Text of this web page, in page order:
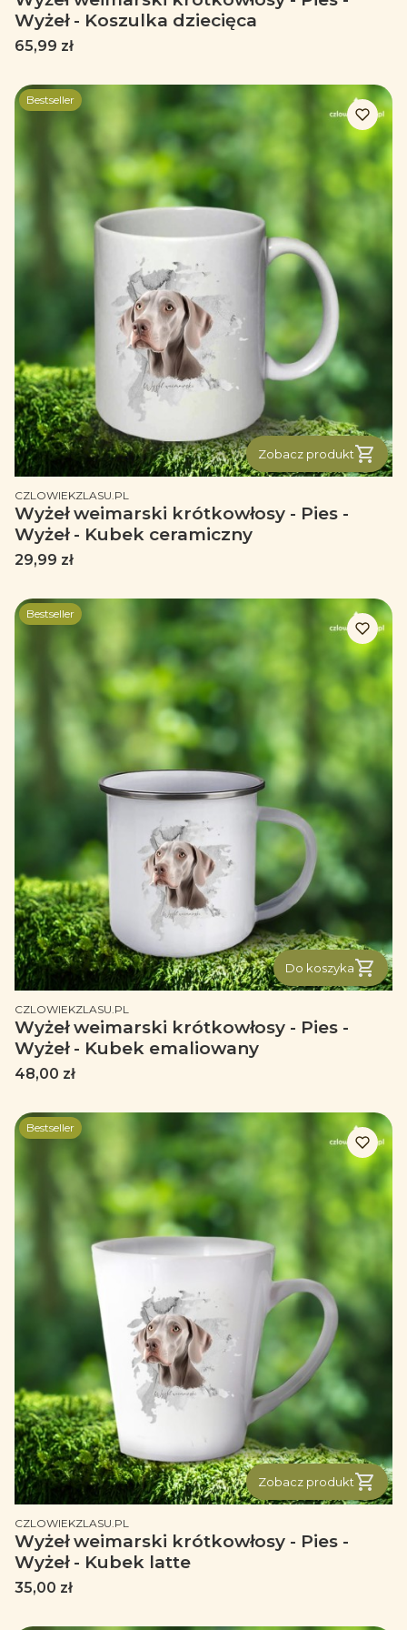
Wyżeł - Koszulka dziecięca
Cena
65,99 zł
Bestseller
Zobacz produkt
PRODUCENT
CZLOWIEKZLASU.PL
Wyżeł weimarski krótkowłosy - Pies -
Wyżeł - Kubek ceramiczny
Cena
29,99 zł
Bestseller
Do koszyka
PRODUCENT
CZLOWIEKZLASU.PL
Wyżeł weimarski krótkowłosy - Pies -
Wyżeł - Kubek emaliowany
Cena
48,00 zł
Bestseller
Zobacz produkt
PRODUCENT
CZLOWIEKZLASU.PL
Wyżeł weimarski krótkowłosy - Pies -
Wyżeł - Kubek latte
Cena
35,00 zł